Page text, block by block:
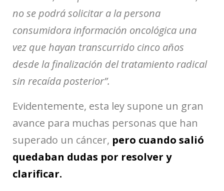
no se podrá solicitar a la persona
consumidora información oncológica una
vez que hayan transcurrido cinco años
desde la finalización del tratamiento radical
sin recaída posterior”.
Evidentemente, esta ley supone un gran
avance para muchas personas que han
superado un cáncer, pero cuando salió
quedaban dudas por resolver y
clarificar.